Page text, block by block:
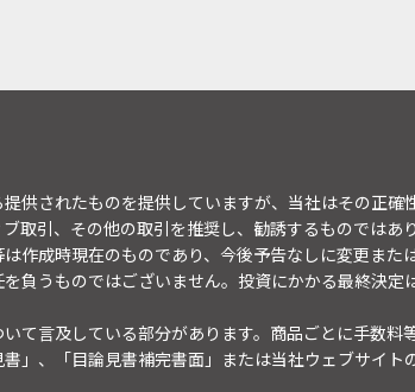
供されたものを提供していますが、当社はその正
取引、その他の取引を推奨し、勧誘するものでは
作成時現在のものであり、今後予告なしに変更また
負うものではございません。投資にかかる最終決
て言及している部分があります。商品ごとに手数料
」、「目論見書補完書面」または当社ウェブサイト